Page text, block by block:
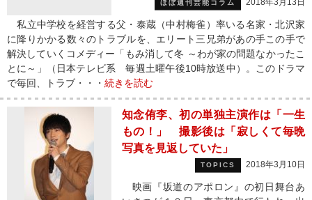
ほぼ週刊芸能コラム 2018年3月13日
私立中学校を経営する父・泰蔵（中村梅雀）率いる名家・北沢家
に降りかかる数々のトラブルを、エリート三兄弟があの手この手で
解決していくコメディー「もみ消して冬 ～わが家の問題なかったこ
とに～」（日本テレビ系 毎週土曜午後10時放送中）。このドラマ
で毎回、トラブ・・・ 続きを読む
知念侑李、初の単独主演作は「一生
もの！」 撮影後は「寂しくて毎晩
写真を見返していた」
TOPICS 2018年3月10日
映画『坂道のアポロン』の初日舞台あ